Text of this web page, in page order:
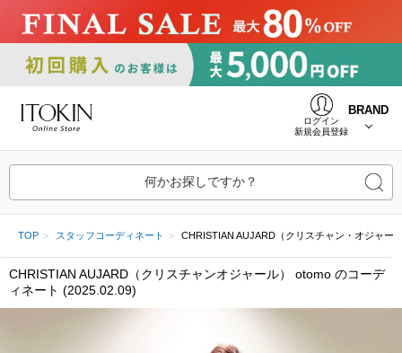
ログイン
新規会員登録
BRAND
何かお探しですか？
TOP スタッフコーディネート CHRISTIAN AUJARD（クリスチャン・オジャー
CHRISTIAN AUJARD（クリスチャンオジャール） otomo のコーデ
ィネート (2025.02.09)